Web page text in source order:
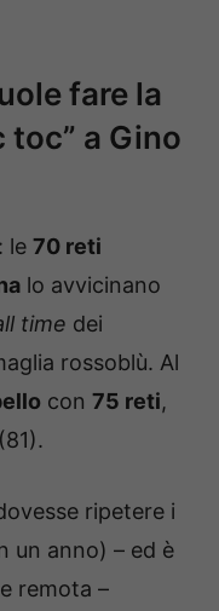
fare la
toc” a Gino
le 70 reti
lo avvicinano
time dei
rossoblù. Al
con 75 reti,
(81).
ripetere i
un anno) – ed è
remota –